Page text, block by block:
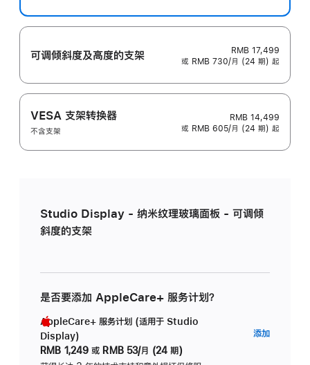
可调倾斜度及高‍度的支‍架
RMB 17,499
或 RMB 730/月 (24 期) 起
VESA 支架转换器
不含支架
RMB 14,499
或 RMB 605/月 (24 期) 起
Studio Display - 纳米纹理玻璃面板 - 可调倾
斜度的支架
是否要添加 AppleCare+ 服务计划？
AppleCare+ 服务计划 (适用于 Studio
Display)
RMB 1,249 或 RMB 53/月 (24 期)
添加